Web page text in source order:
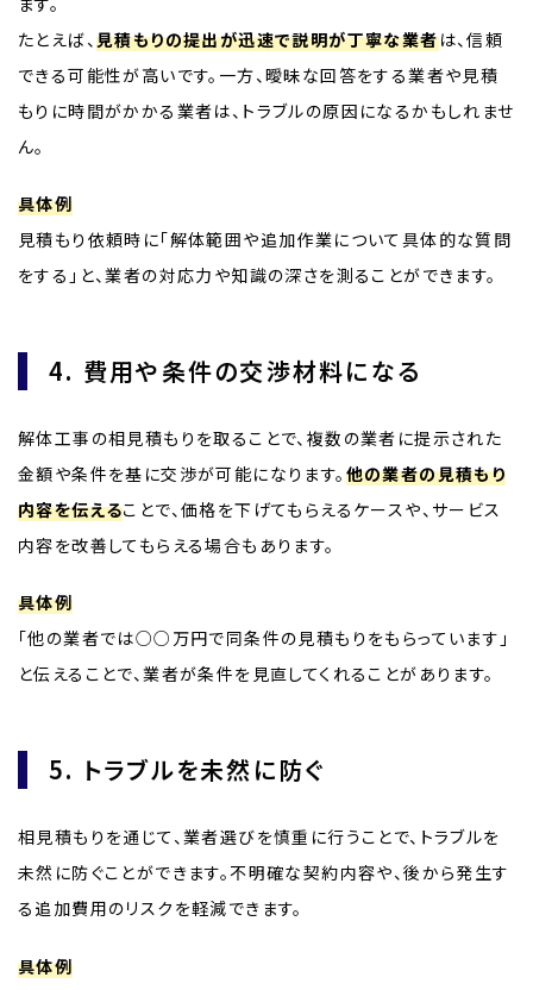
たとえば、 見積もりの提出が迅速で説明が丁寧な業者は、信頼
できる可能性が高いです。一方、曖昧な回答をする業者や見積
もりに時間がかかる業者は、トラブルの原因になるかもしれませ
ん。
具体例
見積もり依頼時に「解体範囲や追加作業について具体的な質問
をする」と、業者の対応力や知識の深さを測ることができます。
4. 費用や条件の交渉材料になる
解体工事の相見積もりを取ることで、複数の業者に提示された
金額や条件を基に交渉が可能になります。 他の業者の見積もり
内容を伝えることで、価格を下げてもらえるケースや、サービス
内容を改善してもらえる場合もあります。
具体例
「他の業者では○○万円で同条件の見積もりをもらっています」
と伝えることで、業者が条件を見直してくれることがあります。
5. トラブルを未然に防ぐ
相見積もりを通じて、業者選びを慎重に行うことで、トラブルを
未然に防ぐことができます。不明確な契約内容や、後から発生す
る追加費用のリスクを軽減できます。
具体例